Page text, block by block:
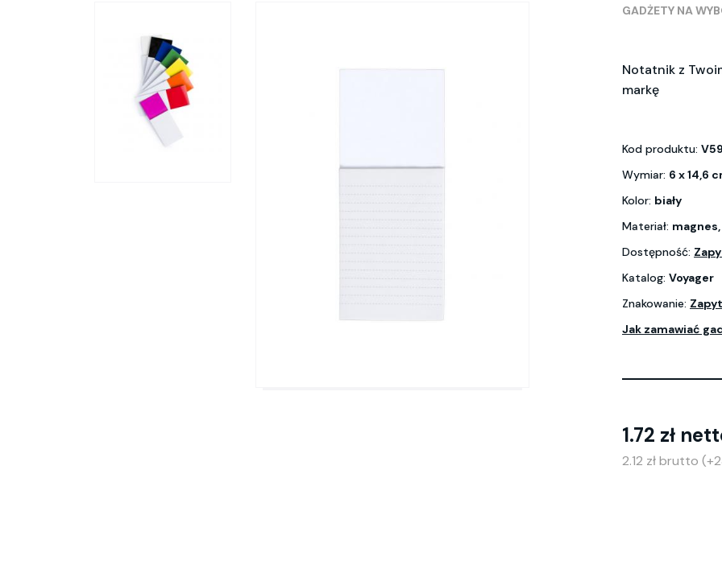
GADŻETY NA
Notatnik z
markę
Kod produktu:
Wymiar: 6 x 14,6
Kolor: biały
Materiał:
Dostępność:
Katalog: Voyager
Znakowanie:
Jak zamawiać
1.72 zł
2.12 zł brutto